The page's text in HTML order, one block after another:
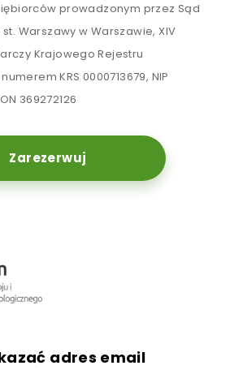
prowadzonym przez Sąd
Warszawy w Warszawie, XIV
Krajowego Rejestru
KRS 0000713679, NIP
369272126
Zarezerwuj
adres email